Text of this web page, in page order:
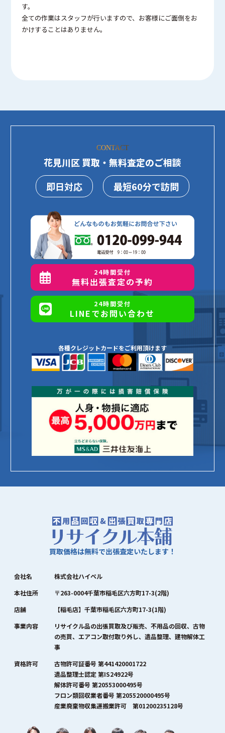
す。
全ての作業はスタッフが行いますので、お客様にご面倒をお
かけすることはありません。
CONTACT
花見川区 買取・無料査定のご相談
即日対応
最短60分で訪問
24時間受付
無料出張査定の予約
24時間受付
LINEでお問い合わせ
各種クレジットカードをご利用頂けます
買取価格は無料で出張査定いたします！
会社名
株式会社ハイペル
本社住所
〒263-0004千葉市稲毛区六方町17-3(2階)
店舗
【稲毛店】千葉市稲毛区六方町17-3(1階)
事業内容
リサイクル品の出張買取及び販売、不用品の回収、古物
の売買、エアコン取付取り外し、遺品整理、建物解体工
事
資格許可
古物許可証番号 第441420001722
遺品整理士認定 第IS24922号
解体許可番号 第20553000495号
フロン類回収業者番号 第205520000495号
産業廃棄物収集運搬業許可 第01200235128号